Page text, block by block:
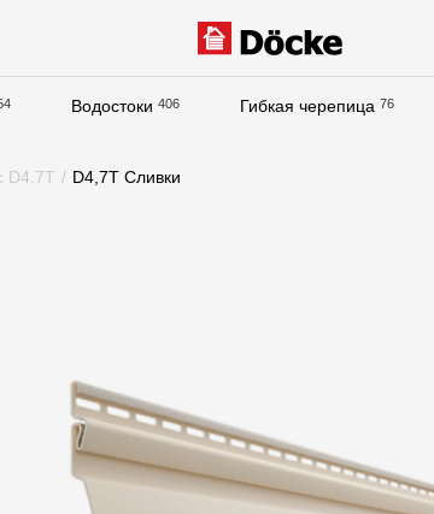
Водостоки 406 Гибкая черепица 76
Чертежи
Текстуры
D4.7T / D4,7T Сливки